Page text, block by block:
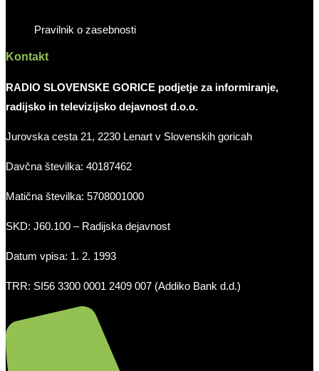
Pravilnik o zasebnosti
Kontakt
RADIO SLOVENSKE GORICE podjetje za informiranje,
radijsko in televizijsko dejavnost d.o.o.
Jurovska cesta 21, 2230 Lenart v Slovenskih goricah
Davčna številka: 40187462
Matična številka: 5708001000
SKD: J60.100 – Radijska dejavnost
Datum vpisa: 1. 2. 1993
TRR: SI56 3300 0001 2409 007 (Addiko Bank d.d.)